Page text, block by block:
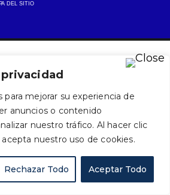
para mejorar su experiencia de
anuncios o contenido
nuestro tráfico. Al hacer clic
nuestro uso de cookies.
Rechazar Todo Aceptar Todo
DEL SITIO